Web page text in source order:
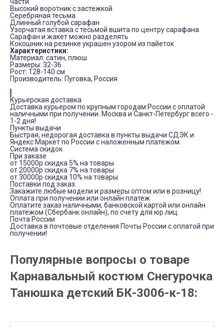
Высокий воротник с застежкой
Серебряная тесьма
Длинный голубой сарафан
Узорчатая вставка с тесьмой вшита по центру сарафана
Сарафан и жакет можно разделять
Кокошник на резинке украшен узором из пайеток
Характеристики:
Материал: сатин, плюш
Размеры: 32-36
Рост: 128-140 см
Производитель: Пуговка, Россия
Курьерская доставка
Доставка курьером по крупным городам России с оплатой
наличными при получении. Москва и Санкт-Петербург всего -
1-2 дня!
Пункты выдачи
Быстрая, недорогая доставка в пункты выдачи СДЭК и
Яндекс Маркет по России с наложенным платежом.
Система скидок
При заказе
от 15000р скидка 5% на товары
от 20000р скидка 7% на товары
от 30000р скидка 10% на товары
Поставки под заказ.
Закажите любые модели и размеры оптом или в розницу!
Оплата при получении или онлайн платеж
Оплатите заказ наличными, банковской картой или онлайн
платежом (Сбербанк онлайн), по счету для юр.лиц.
Почта России
Доставка в почтовые отделения Почты России с оплатой при
получении!
Популярные вопросы о товаре
Карнавальный костюм Снегурочка
Танюшка детский БК-3006-к-18: